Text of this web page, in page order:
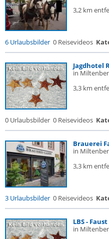
3,2 km
6 Urlaubsbilder 0 Reisevideos
Jagdhotel
in
3,3 km
0 Urlaubsbilder 0 Reisevideos
Brauerei
in
3,3 km
3 Urlaubsbilder 0 Reisevideos
LBS -
in